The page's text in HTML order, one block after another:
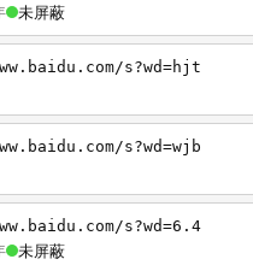
未屏蔽
s?wd=hjt
s?wd=wjb
s?wd=6.4
未屏蔽